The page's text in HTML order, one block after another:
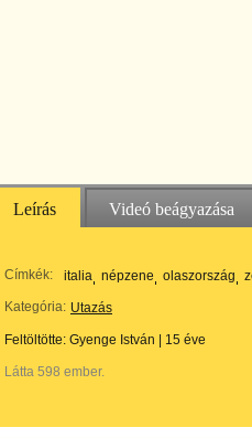
Leírás Videó beágyazása
Címkék: italia népzene olaszország
Kategória: Utazás
Feltöltötte: Gyenge István 15 éve
Látta 598 ember.